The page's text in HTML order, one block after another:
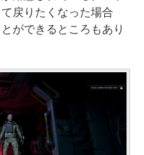
戻りたくなった場合
ができるところもあり